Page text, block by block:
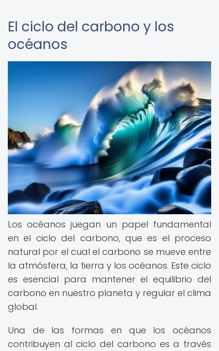
El ciclo del carbono y los
océanos
Los océanos juegan un papel fundamental
en el ciclo del carbono, que es el proceso
natural por el cual el carbono se mueve entre
la atmósfera, la tierra y los océanos. Este ciclo
es esencial para mantener el equilibrio del
carbono en nuestro planeta y regular el clima
global.
Una de las formas en que los océanos
contribuyen al ciclo del carbono es a través